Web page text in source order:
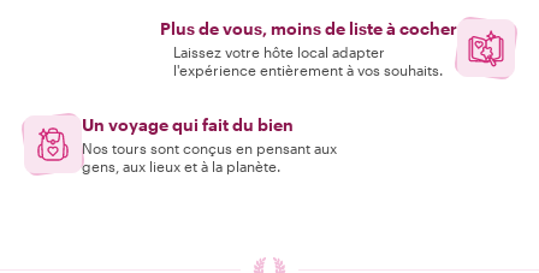
Plus de vous, moins de liste à cocher
Laissez votre hôte local adapter
l'expérience entièrement à vos souhaits.
Un voyage qui fait du bien
Nos tours sont conçus en pensant aux
gens, aux lieux et à la planète.